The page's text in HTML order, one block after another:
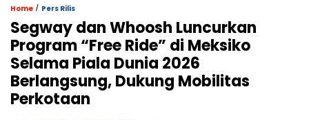
Home / Pers Rilis
Segway dan Whoosh Luncurkan
Program “Free Ride” di Meksiko
Selama Piala Dunia 2026
Berlangsung, Dukung Mobilitas
Perkotaan